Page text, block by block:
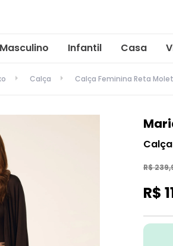
Masculino Infantil Casa
Calça Calça Feminina Reta
R$239,
R$